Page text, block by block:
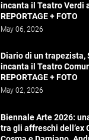
incanta il Teatro Verdi
REPORTAGE + FOTO
May 06, 2026
Diario di un trapezista,
incanta il Teatro
REPORTAGE + FOTO
May 02, 2026
Biennale Arte 2026:
tra gli affreschi dell’ex